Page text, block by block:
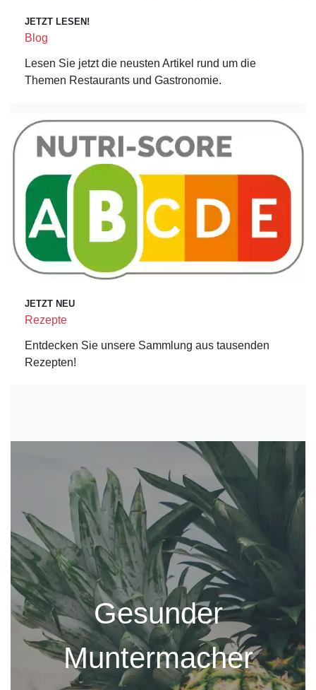
JETZT LESEN!
Blog
Lesen Sie jetzt die neusten Artikel rund um die
Themen Restaurants und Gastronomie.
JETZT NEU
Rezepte
Entdecken Sie unsere Sammlung aus tausenden
Rezepten!
Gesunder
Muntermacher